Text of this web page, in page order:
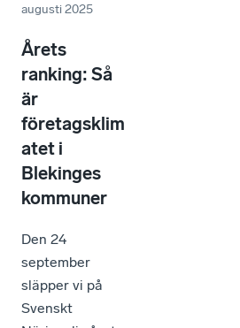
augusti 2025
Årets
ranking: Så
är
företagsklim
atet i
Blekinges
kommuner
Den 24
september
släpper vi på
Svenskt